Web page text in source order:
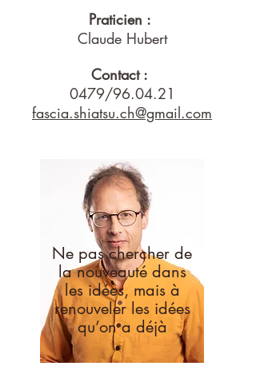
Praticien :
Claude Hubert
Contact :
0479/96.04.21
fascia.shiatsu.ch@gmail.com
Ne pas chercher de
la nouveauté dans
les idées, mais à
renouveler les idées
qu’on a déjà